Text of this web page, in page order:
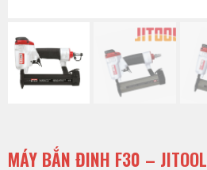
MÁY BẮN ĐINH F30 – JITOOL